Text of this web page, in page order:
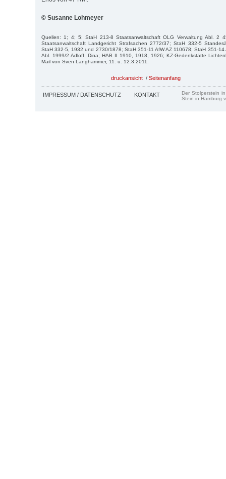
© Susanne Lohmeyer
Quellen: 1; 4; 5; StaH 213-8 Staatsanwaltschaft OLG Verwaltung Abl. 2
Staatsanwaltschaft Landgericht Strafsachen 2772/37; StaH 332-5
StaH 332-5, 1932 und 2730/1878; StaH 351-11 AfW AZ 110678; StaH 351-14
Abl. 1999/2 Adloff, Dina; HAB II 1910, 1918, 1926; KZ-Gedenkstätte
Mail von Sven Langhammer, 11. u. 12.3.2011.
druckansicht / Seitenanfang
IMPRESSUM / DATENSCHUTZ KONTAKT
Der Stolperstein
Stein in Hamburg